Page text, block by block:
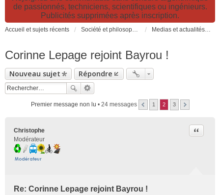
de passionnés, techniciens, scientifiques ou ingénieurs.
Publicités supprimées après inscription.
Accueil et sujets récents Société et philosophie. Sciences et technologies. Santé et prévention. Medias et actualités: émissions TV, reportages, livres, actualités...
Corinne Lepage rejoint Bayrou !
Nouveau sujet Répondre
Premier message non lu • 24 messages 1 2 3
Christophe
Modérateur
Re: Corinne Lepage rejoint Bayrou !
Citer